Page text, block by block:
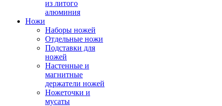
из литого
алюминия
Ножи
Наборы ножей
Отдельные ножи
Подставки для
ножей
Настенные и
магнитные
держатели ножей
Ножеточки и
мусаты